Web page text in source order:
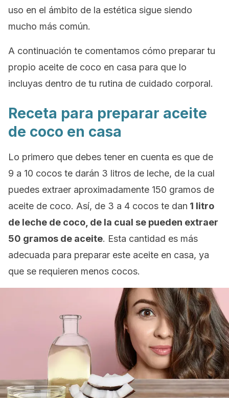
uso en el ámbito de la estética sigue siendo
mucho más común.
A continuación te comentamos cómo preparar tu
propio aceite de coco en casa para que lo
incluyas dentro de tu rutina de cuidado corporal.
Receta para preparar aceite
de coco en casa
Lo primero que debes tener en cuenta es que de
9 a 10 cocos te darán 3 litros de leche, de la cual
puedes extraer aproximadamente 150 gramos de
aceite de coco. Así, de 3 a 4 cocos te dan 1 litro
de leche de coco, de la cual se pueden extraer
50 gramos de aceite. Esta cantidad es más
adecuada para preparar este aceite en casa, ya
que se requieren menos cocos.